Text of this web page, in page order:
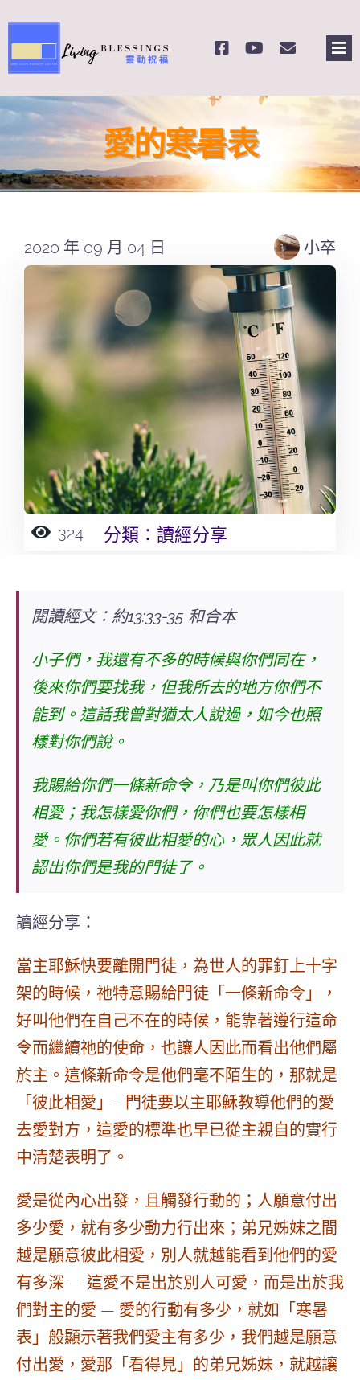
to
content
關於我們
奉獻支持
課程報名
愛的寒暑表
2020 年 09 月 04 日 小卒
324 分類：讀經分享
閱讀經文：約13:33-35 和合本
小子們，我還有不多的時候與你們同在，
後來你們要找我，但我所去的地方你們不
能到。這話我曾對猶太人說過，如今也照
樣對你們說。
我賜給你們一條新命令，乃是叫你們彼此
相愛；我怎樣愛你們，你們也要怎樣相
愛。你們若有彼此相愛的心，眾人因此就
認出你們是我的門徒了。
讀經分享：
當主耶穌快要離開門徒，為世人的罪釘上十字
架的時候，祂特意賜給門徒「一條新命令」，
好叫他們在自己不在的時候，能靠著遵行這命
令而繼續祂的使命，也讓人因此而看出他們屬
於主。這條新命令是他們毫不陌生的，那就是
「彼此相愛」– 門徒要以主耶穌教導他們的愛
去愛對方，這愛的標準也早已從主親自的實行
中清楚表明了。
愛是從內心出發，且觸發行動的；人願意付出
多少愛，就有多少動力行出來；弟兄姊妹之間
越是願意彼此相愛，別人就越能看到他們的愛
有多深 — 這愛不是出於別人可愛，而是出於我
們對主的愛 — 愛的行動有多少，就如「寒暑
表」般顯示著我們愛主有多少，我們越是願意
付出愛，愛那「看得見」的弟兄姊妹，就越讓